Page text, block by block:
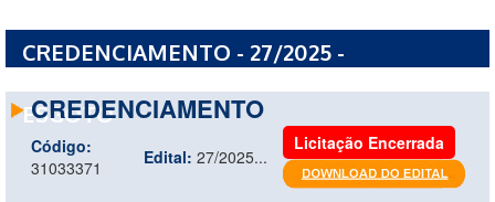
CREDENCIAMENTO - 27/2025 -
ESGOTO
CREDENCIAMENTO
Código:
31033371
Edital: 27/2025...
Licitação Encerrada